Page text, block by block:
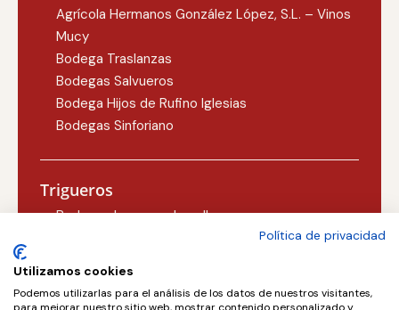
Agrícola Hermanos González López, S.L. – Vinos
Mucy
Bodega Traslanzas
Bodegas Salvueros
Bodega Hijos de Rufino Iglesias
Bodegas Sinforiano
Trigueros
Bodegas Lezcano-Lacalle
Valoria la Buena
Política de privacidad
Utilizamos cookies
Podemos utilizarlas para el análisis de los datos de nuestros visitantes,